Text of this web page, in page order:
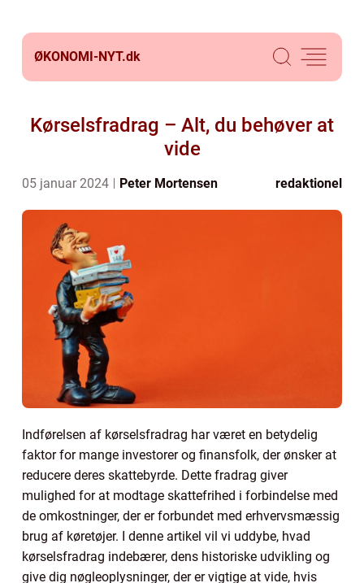
ØKONOMI-NYT.dk
Kørselsfradrag – Alt, du behøver at
vide
05 januar 2024 Peter Mortensen redaktionel
Indførelsen af kørselsfradrag har været en betydelig
faktor for mange investorer og finansfolk, der ønsker at
reducere deres skattebyrde. Dette fradrag giver
mulighed for at modtage skattefrihed i forbindelse med
de omkostninger, der er forbundet med erhvervsmæssig
brug af køretøjer. I denne artikel vil vi uddybe, hvad
kørselsfradrag indebærer, dens historiske udvikling og
give dig nøgleoplysninger, der er vigtige at vide, hvis